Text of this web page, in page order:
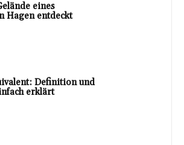
eines
Hagen entdeckt
Definition und
erklärt